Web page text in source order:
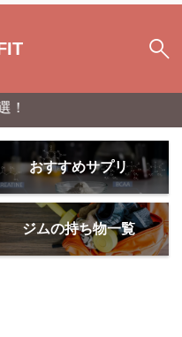
おすすめサプリ
ジムの持ち物一覧